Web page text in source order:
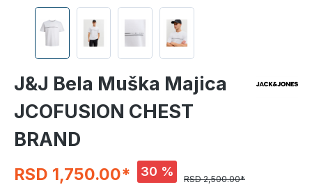
J&J Bela Muška Majica
JCOFUSION CHEST
BRAND
RSD 1,750.00* 30 %
RSD 2,500.00*